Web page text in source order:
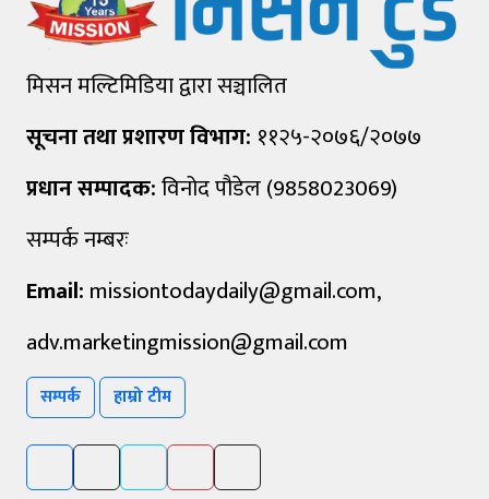
मिसन मल्टिमिडिया द्वारा सञ्चालित
सूचना तथा प्रशारण विभाग: ११२५-२०७६/२०७७
प्रधान सम्पादक:विनोद पौडेल (9858023069)
सम्पर्क नम्बरः
Email: missiontodaydaily@gmail.com,
adv.marketingmission@gmail.com
सम्पर्क हाम्रो टीम